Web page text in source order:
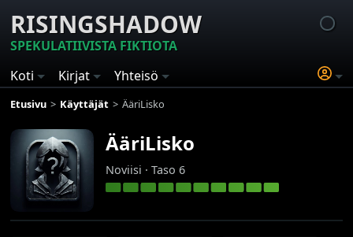
RISINGSHADOW
SPEKULATIIVISTA FIKTIOTA
Koti
Kirjat Yhteisö
Etusivu Käyttäjät ÄäriLisko
ÄäriLisko
Noviisi · Taso 6